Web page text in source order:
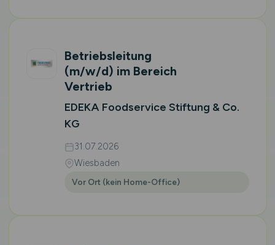
Betriebsleitung
(m/w/d) im Bereich
Vertrieb
EDEKA Foodservice Stiftung & Co.
KG
31.07.2026
Wiesbaden
Vor Ort (kein Home-Office)